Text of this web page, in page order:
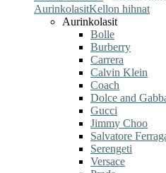
AurinkolasitKellon hihnat
Aurinkolasit
Bolle
Burberry
Carrera
Calvin Klein
Coach
Dolce and
Gucci
Jimmy Choo
Salvatore
Serengeti
Versace